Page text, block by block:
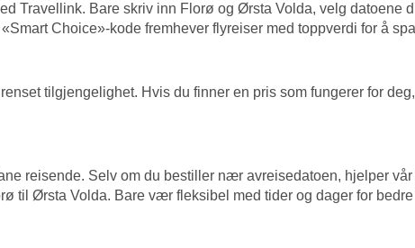
Travellink. Bare skriv inn Florø og Ørsta Volda, velg datoene
Choice»-kode fremhever flyreiser med toppverdi for å
tilgjengelighet. Hvis du finner en pris som fungerer for
reisende. Selv om du bestiller nær avreisedatoen, hjelper
til Ørsta Volda. Bare vær fleksibel med tider og dager for bedre